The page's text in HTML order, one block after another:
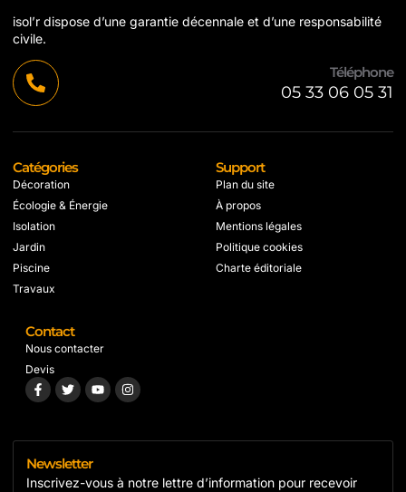
isol’r dispose d’une garantie décennale et d’une responsabilité
civile.
Téléphone
05 33 06 05 31
Catégories
Décoration
Écologie & Énergie
Isolation
Jardin
Piscine
Travaux
Support
Plan du site
À propos
Mentions légales
Politique cookies
Charte éditoriale
Contact
Nous contacter
Devis
Newsletter
Inscrivez-vous à notre lettre d’information pour recevoir